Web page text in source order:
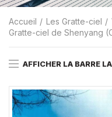
Accueil Les Gratte-ciel
Gratte-ciel de Shenyang
AFFICHER LA BARRE